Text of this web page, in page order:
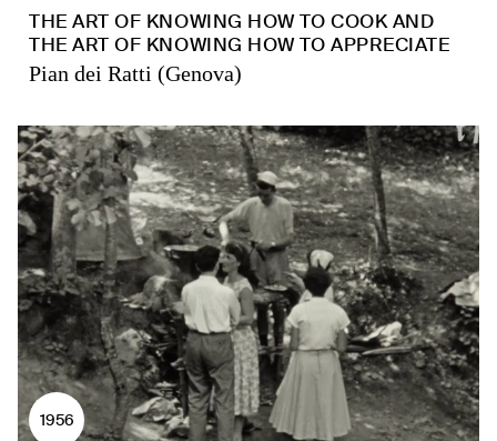
THE ART OF KNOWING HOW TO COOK AND
THE ART OF KNOWING HOW TO APPRECIATE
Pian dei Ratti (Genova)
1956